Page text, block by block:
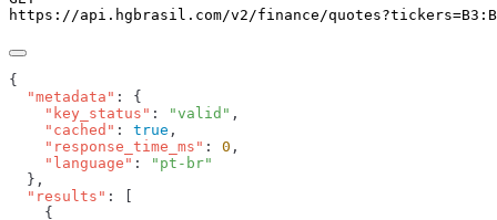
https://api.hgbrasil.com/v2/finance/quotes?tickers=
  "metadata"
    "key_status"
: "valid"
    "cached"
: true
    "response_time_ms"
: 0
    "language"
:
  "results"